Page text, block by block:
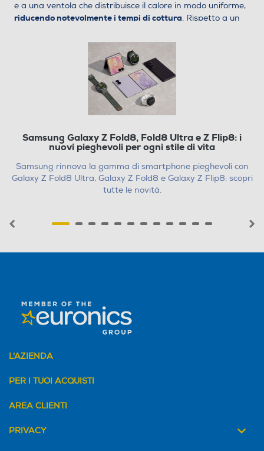
e a una ventola che distribuisce il calore in modo uniforme,
riducendo notevolmente i tempi di cottura. Rispetto a un
quindi, più efficiente nel riscaldamento. Passiamo ora a
confrontare i consumi di questi due elettrodomestici.
Quanto consuma il forno
Il forno elettrico è da sempre un grande alleato in cucina,
ma è anche uno degli elettrodomestici più energivori di
Consumo medio: circa 0,9 kWh all’ora
Tempo medio di utilizzo per una cottura completa con
preriscaldamento: 90 minuti
Consumo totale per 90 minuti: 1,35 kWh
Il forno ventilato è leggermente più efficiente rispetto a
leggermente i tempi di cottura. Tuttavia, il suo grande
area molto ampia, spesso oltre i 50 litri di capacità.
Ora vediamo come si comporta la friggitrice ad aria,
amata dai sostenitori di una cucina veloce e salutare.
Consumo medio: tra 1,2 kWh e 1,6 kWh all’ora
Tempo medio di utilizzo per una cottura completa: 25-
30 minuti
Consumo totale per 30 minuti: 0,6 - 0,8 kWh
Se guardiamo il dato del consumo medio, ci rendiamo
conto che la friggitrice ad aria in termini assoluti consuma
di più. Eppure, è la più conveniente, in quanto riduce
drasticamente i tempi di cottura e non necessita di
preriscaldamento. Per esempio, una ricetta che richiede
60 minuti nel forno, può essere realizzata in 25-30 minuti
Samsung Galaxy Z Fold8, Fold8 Ultra e Z Flip8: i
nuovi pieghevoli per ogni stile di vita
Samsung rinnova la gamma di smartphone pieghevoli con
Galaxy Z Fold8 Ultra, Galaxy Z Fold8 e Galaxy Z Flip8: scopri
tutte le novità.
L'AZIENDA
PER I TUOI ACQUISTI
AREA CLIENTI
PRIVACY